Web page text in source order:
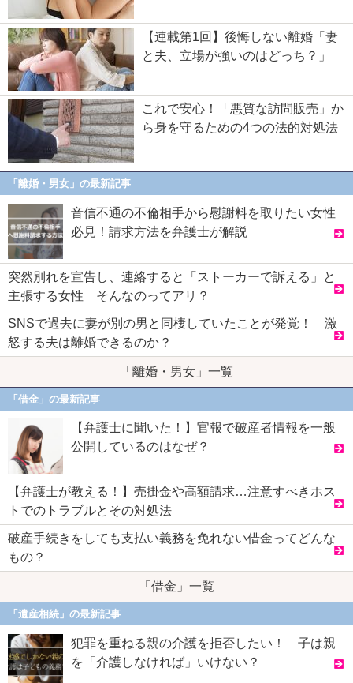
【連載第1回】後悔しない離婚「妻
と夫、立場が強いのはどっち？」
これで安心！「悪質な訪問販売」か
ら身を守るための4つの法的対処法
「離婚・男女」の最新記事
音信不通の不倫相手から慰謝料を取りたい女性
必見！請求方法を弁護士が解説
突然別れを宣告し、連絡すると「ストーカーで訴える」と
主張する女性 そんなのってアリ？
SNSで過去に妻が別の男と同棲していたことが発覚！ 激
怒する夫は離婚できるのか？
「離婚・男女」一覧
「借金」の最新記事
【弁護士に聞いた！】官報で破産者情報を一般
公開しているのはなぜ？
【弁護士が教える！】売掛金や高額請求…注意すべきホス
トでのトラブルとその対処法
破産手続きをしても支払い義務を免れない借金ってどんな
もの？
「借金」一覧
「遺産相続」の最新記事
犯罪を重ねる親の介護を拒否したい！ 子は親
を「介護しなければ」いけない？